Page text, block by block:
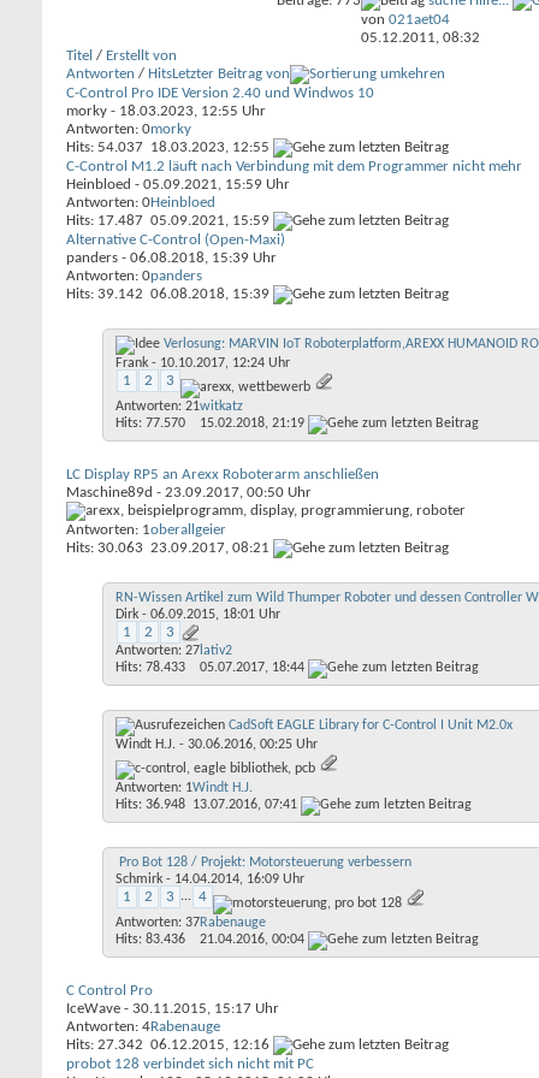
von 021aet04
05.12.2011, 08:32
Titel / Erstellt von
Antworten / HitsLetzter Beitrag von
C-Control Pro IDE Version 2.40 und Windwos 10
morky - 18.03.2023, 12:55 Uhr
Antworten: 0
Hits: 54.037
morky
18.03.2023, 12:55
C-Control M1.2 läuft nach Verbindung mit dem Programmer nicht mehr
Heinbloed - 05.09.2021, 15:59 Uhr
Antworten: 0
Hits: 17.487
Heinbloed
05.09.2021, 15:59
Alternative C-Control (Open-Maxi)
panders - 06.08.2018, 15:39 Uhr
Antworten: 0
Hits: 39.142
panders
06.08.2018, 15:39
Verlosung: MARVIN IoT Roboterplatform,AREXX HUMANOID
Frank - 10.10.2017, 12:24 Uhr
1 2 3
Antworten: 21
Hits: 77.570
witkatz
15.02.2018, 21:19
LC Display RP5 an Arexx Roboterarm anschließen
Maschine89d - 23.09.2017, 00:50 Uhr
Antworten: 1
Hits: 30.063
oberallgeier
23.09.2017, 08:21
RN-Wissen Artikel zum Wild Thumper Roboter und dessen Controller
Dirk - 06.09.2015, 18:01 Uhr
1 2 3
Antworten: 27
Hits: 78.433
lativ2
05.07.2017, 18:44
CadSoft EAGLE Library for C-Control I Unit M2.0x
Windt H.J. - 30.06.2016, 00:25 Uhr
Antworten: 1
Hits: 36.948
Windt H.J.
13.07.2016, 07:41
Pro Bot 128 / Projekt: Motorsteuerung verbessern
Schmirk - 14.04.2014, 16:09 Uhr
1 2 3 ... 4
Antworten: 37
Hits: 83.436
Rabenauge
21.04.2016, 00:04
C Control Pro
IceWave - 30.11.2015, 15:17 Uhr
Antworten: 4
Hits: 27.342
Rabenauge
06.12.2015, 12:16
probot 128 verbindet sich nicht mit PC